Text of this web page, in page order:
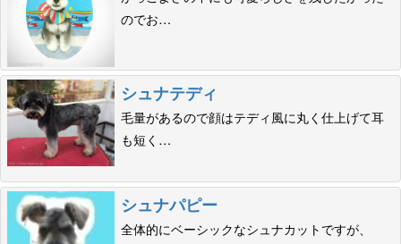
のでお…
シュナテディ
毛量があるので顔はテディ風に丸く仕上げて耳
も短く…
シュナパピー
全体的にベーシックなシュナカットですが、